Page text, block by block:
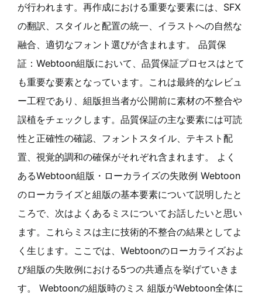
が行われます。再作成における重要な要素には、SFX
の翻訳、スタイルと配置の統一、イラストへの自然な
融合、適切なフォント選びが含まれます。 品質保
証：Webtoon組版において、品質保証プロセスはとて
も重要な要素となっています。これは最終的なレビュ
ー工程であり、組版担当者が公開前に素材の不整合や
誤植をチェックします。品質保証の主な要素には可読
性と正確性の確認、フォントスタイル、テキスト配
置、視覚的調和の確保がそれぞれ含まれます。 よく
あるWebtoon組版・ローカライズの失敗例 Webtoon
のローカライズと組版の基本要素について説明したと
ころで、次はよくあるミスについてお話したいと思い
ます。これらミスは主に技術的不整合の結果としてよ
く生じます。ここでは、Webtoonのローカライズおよ
び組版の失敗例における5つの共通点を挙げていきま
す。 Webtoonの組版時のミス 組版がWebtoon全体に